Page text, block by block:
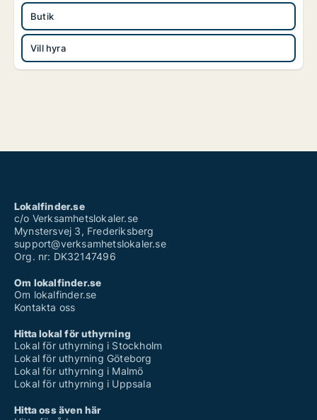
Butik
Vill hyra
Lokalfinder.se
c/o Verksamhetslokaler.se
Mynstersvej 3, Frederiksberg
support@verksamhetslokaler.se
Org. nr: DK32147496
Om lokalfinder.se
Om lokalfinder.se
Kontakta oss
Hitta lokal för uthyrning
Lokal för uthyrning i Stockholm
Lokal för uthyrning Göteborg
Lokal för uthyrning i Malmö
Lokal för uthyrning i Uppsala
Hitta oss även här